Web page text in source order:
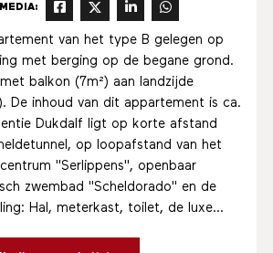
van het type B gelegen op
met berging op de begane grond.
balkon (7m²) aan landzijde
De inhoud van dit appartement is ca.
Dukdalf ligt op korte afstand
op loopafstand van het
"Serlippens", openbaar
zwembad "Scheldorado" en de
Hal, meterkast, toilet, de luxe...